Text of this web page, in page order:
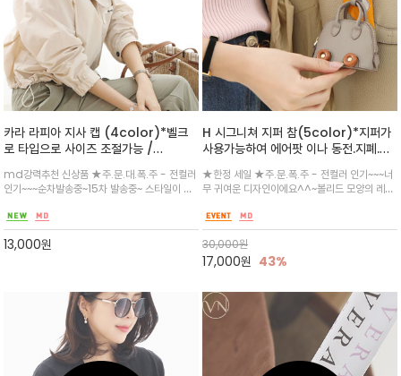
카라 라피아 지사 캡 (4color)*벨크
로 타입으로 사이즈 조절가능 /
(oem)상품으로 가성비 최고 입니다
^^
md강력추천 신상품 ★주.문.대.폭.주 - 전컬러
인기~~~순차발송중~15차 발송중~ 스타일이 부
내 활용하세요^^
13,000원
H 시그니쳐 지퍼 참(5color)*지퍼가
사용가능하여 에어팟 이나 동전.지폐.쥬
얼리등 수납이 가능
★한정 세일 ★주.문.폭.주 - 전컬러 인기~~~너
무 귀여운 디자인이에요^^~볼리드 모양의 레더
30,000원
17,000원 43%